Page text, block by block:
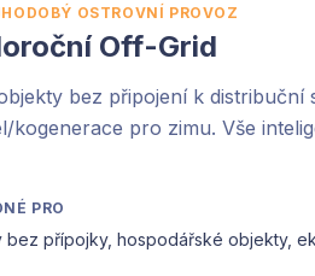
OSTROVNÍ PROVOZ
Off-Grid
bez připojení k distribuční
kogenerace pro zimu. Vše
PRO
bez přípojky, hospodářské objekty,